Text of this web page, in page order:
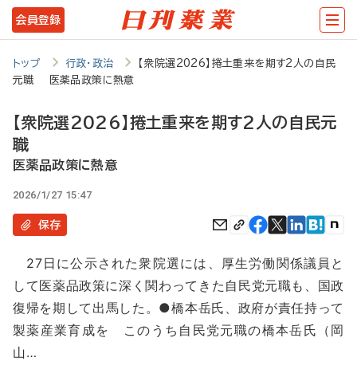
メ
イ
コ
テ
ツ
に
会員登録
トップ 行政・政治
【衆院選2026】捲土重来を期す2人の自民
元職 医薬品政策に熱意
【衆院選2026】捲土重来を期す2人の自民元
職
医薬品政策に熱意
2026/1/27 15:47
保存
27日に公示された衆院選には、厚生労働関係議員と
して医薬品政策に深く関わってきた自民党元職も、国政
復帰を期して出馬した。●橋本岳氏、政府が責任持って
製薬産業育成を このうち自民党元職の橋本岳氏（岡
山…